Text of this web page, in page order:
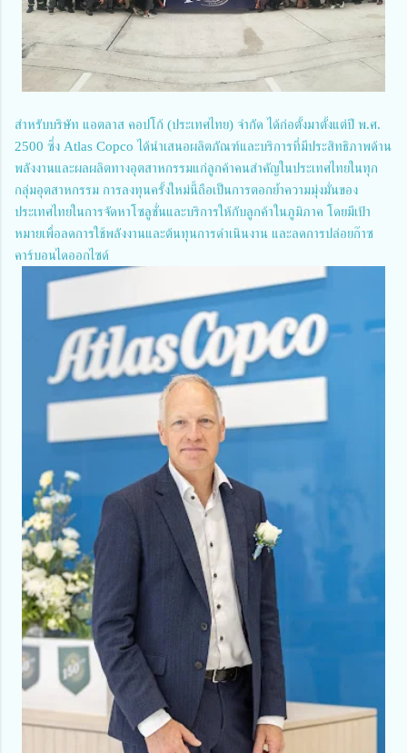
สำหรับบริษัท แอตลาส คอปโก้ (ประเทศไทย) จำกัด ได้ก่อตั้งมาตั้งแต่ปี พ.ศ.
2500 ซึ่ง Atlas Copco ได้นำเสนอผลิตภัณฑ์และบริการที่มีประสิทธิภาพด้าน
พลังงานและผลผลิตทางอุตสาหกรรมแก่ลูกค้าคนสำคัญในประเทศไทยในทุก
กลุ่มอุตสาหกรรม การลงทุนครั้งใหม่นี้ถือเป็นการตอกย้ำความมุ่งมั่นของ
ประเทศไทยในการจัดหาโซลูชั่นและบริการให้กับลูกค้าในภูมิภาค โดยมีเป้า
หมายเพื่อลดการใช้พลังงานและต้นทุนการดำเนินงาน และลดการปล่อยก๊าซ
คาร์บอนไดออกไซด์